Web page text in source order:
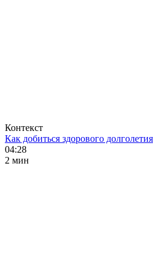
Контекст
Как добиться здорового долголетия
04:28
2 мин